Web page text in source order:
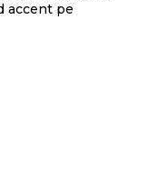
accent pe